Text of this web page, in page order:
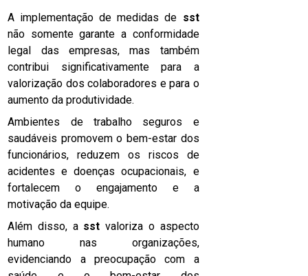
A implementação de medidas de sst
não somente garante a conformidade
legal das empresas, mas também
contribui significativamente para a
valorização dos colaboradores e para o
aumento da produtividade.
Ambientes de trabalho seguros e
saudáveis promovem o bem-estar dos
funcionários, reduzem os riscos de
acidentes e doenças ocupacionais, e
fortalecem o engajamento e a
motivação da equipe.
Além disso, a sst valoriza o aspecto
humano nas organizações,
evidenciando a preocupação com a